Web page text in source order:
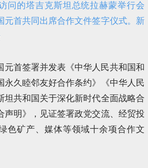
问的塔吉克斯坦总统拉赫蒙举行会
元首共同出席合作文件签字仪式。新
元首签署并发表《中华人民共和国和
永久睦邻友好合作条约》《中华人民
坦共和国关于深化新时代全面战略合
声明》，见证签署政党交流、经贸投
色矿产、媒体等领域十余项合作文